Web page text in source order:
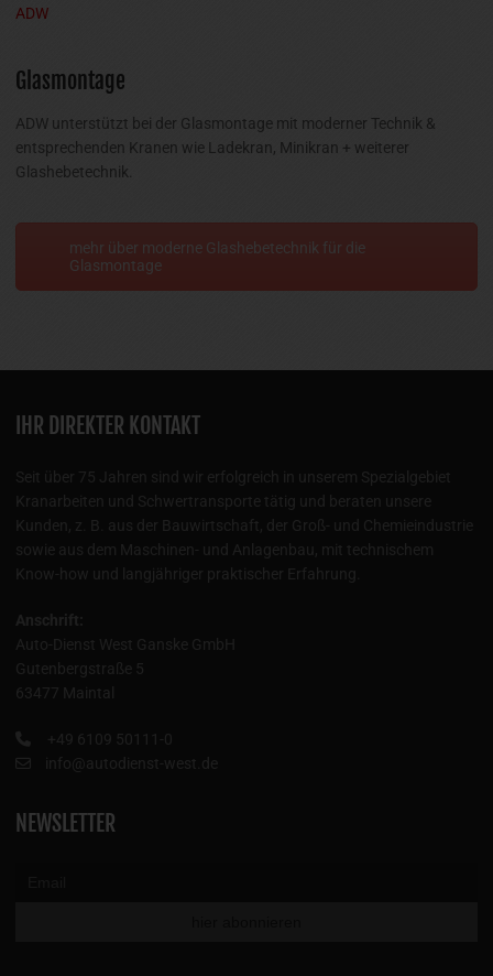
Glasmontage
ADW unterstützt bei der Glasmontage mit moderner Technik &
entsprechenden Kranen wie Ladekran, Minikran + weiterer
Glashebetechnik.
mehr über moderne Glashebetechnik für die
Glasmontage
IHR DIREKTER KONTAKT
NEWSLETTER